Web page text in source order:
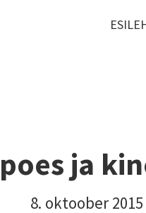
poes ja
8. oktoober 2015